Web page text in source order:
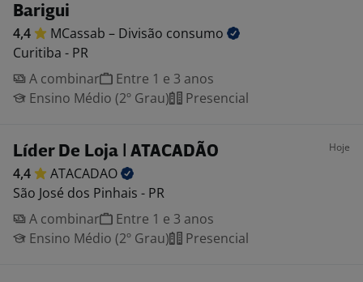
Barigui
4,4 MCassab – Divisão consumo
Curitiba - PR
A combinar
Entre 1 e 3 anos
Ensino Médio (2º Grau)
Presencial
Líder De Loja | ATACADÃO Hoje
4,4
ATACADAO
São José dos Pinhais - PR
A combinar
Entre 1 e 3 anos
Ensino Médio (2º Grau)
Presencial